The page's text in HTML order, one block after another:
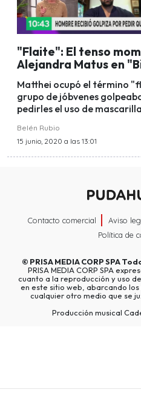
"Flaite": El tenso
Alejandra Matus en
Matthei ocupó el término
grupo de jóbvenes
pedirles el uso de
Belén Rubio
15 junio, 2020 a las 13:01
Contacto comercial Aviso
Política de
© PRISA MEDIA CORP SPA
PRISA MEDIA CORP SPA
cuanto a la reproducción y uso
en este sitio web, abarcando
cualquier otro medio que se
Producción musical